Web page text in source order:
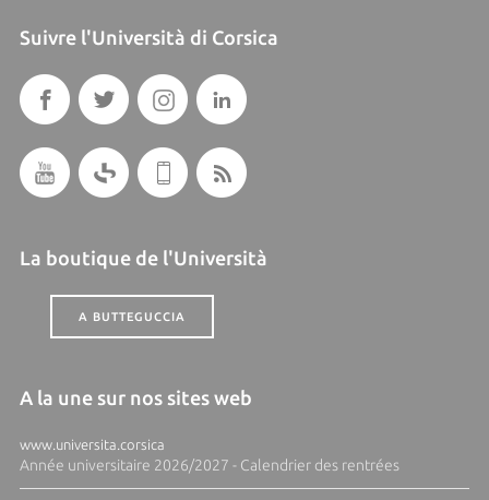
Suivre l'Università di Corsica
La boutique de l'Università
A BUTTEGUCCIA
A la une sur nos sites web
www.universita.corsica
Année universitaire 2026/2027 - Calendrier des rentrées